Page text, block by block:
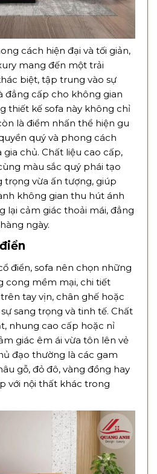
cách hiện đại và tối giản,
mang đến một trải
biệt, tập trung vào sự
đẳng cấp cho không gian
thiết kế sofa này không chỉ
là điểm nhấn thể hiện gu
quý và phong cách
chủ. Chất liệu cao cấp,
màu sắc quý phái tạo
trọng vừa ấn tượng, giúp
không gian thu hút ánh
lại cảm giác thoải mái, đẳng
ngày.
điển, sofa nên chọn những
cong mềm mại, chi tiết
tay vịn, chân ghế hoặc
sang trọng và tinh tế. Chất
nhung cao cấp hoặc nỉ
giác êm ái vừa tôn lên vẻ
đạo thường là các gam
gỗ, đỏ đô, vàng đồng hay
với nội thất khác trong